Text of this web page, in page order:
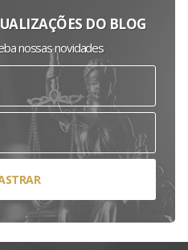
DO BLOG
nossas novidades